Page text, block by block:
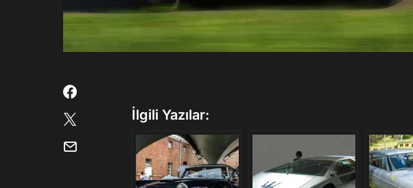
İlgili Yazılar: